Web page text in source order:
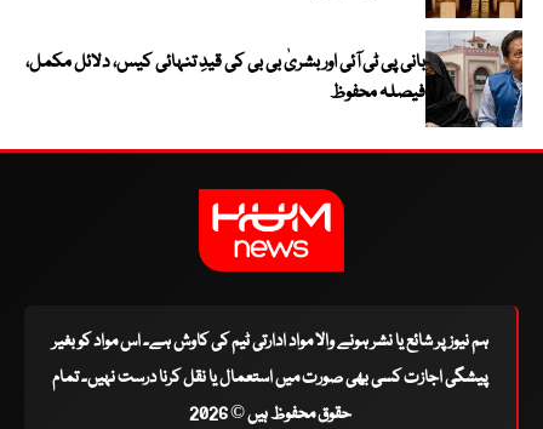
بانی پی ٹی آئی اور بشریٰ بی بی کی قیدِ تنہائی کیس، دلائل مکمل،
فیصلہ محفوظ
ہم نیوز پر شائع یا نشر ہونے والا مواد ادارتی ٹیم کی کاوش ہے۔ اس مواد کو بغیر
پیشگی اجازت کسی بھی صورت میں استعمال یا نقل کرنا درست نہیں۔ تمام
حقوق محفوظ ہیں © 2026